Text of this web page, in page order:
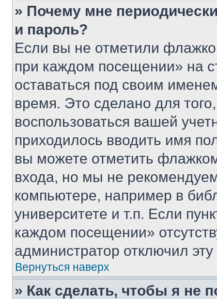
» Почему мне
и пароль?
Если вы не отметили
при каждом посещении» на
оставаться под своим
время. Это сделано для
воспользоваться вашей
приходилось вводить имя
вы можете отметить
входа, но мы не
компьютере, например в
университете и т.п. Если
каждом посещении»
администратор отключил
Вернуться наверх
» Как сделать, чтобы я не